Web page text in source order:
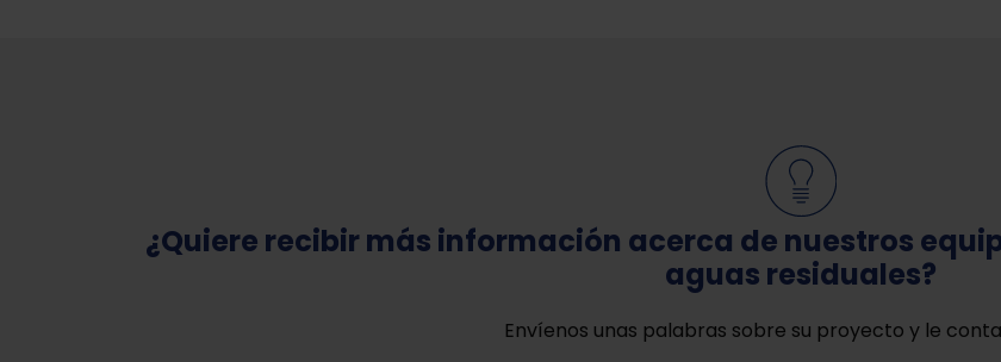
¿Quiere recibir más información acerca de nuestros
aguas residuales?
Envíenos unas palabras sobre su proyecto y le